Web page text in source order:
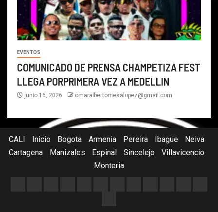
EVENTOS
COMUNICADO DE PRENSA CHAMPETIZA FEST
LLEGA PORPRIMERA VEZ A MEDELLIN
junio 16, 2026 omaralbertomesalopez@gmail.com
CALI Inicio Bogota Armenia Pereira Ibague
Neiva
Cartagena
Manizales Espinal Sincelejo
Villavicencio
Monteria